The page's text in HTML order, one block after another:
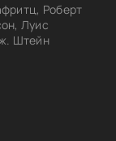
Роберт
Луис
Штейн